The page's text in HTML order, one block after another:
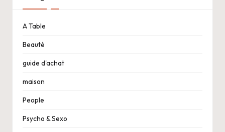
A Table
Beauté
guide d'achat
maison
People
Psycho & Sexo